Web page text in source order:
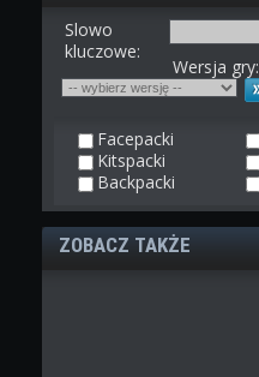
Slowo
kluczowe:
Wersja gry:
Facepacki
Kitspacki
Backpacki
ZOBACZ TAKŻE